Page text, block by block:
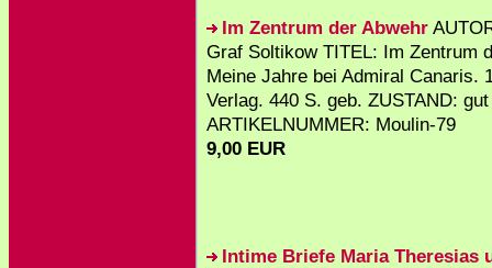
Im Zentrum der Abwehr
Graf Soltikow TITEL: Im Zentrum
Meine Jahre bei Admiral Canaris.
Verlag. 440 S. geb. ZUSTAND: gut
ARTIKELNUMMER: Moulin-79
9,00 EUR
Intime Briefe Maria Theresias